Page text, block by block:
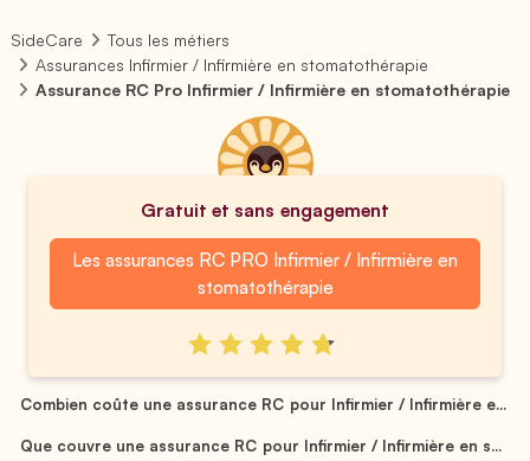
SideCare
Tous les métiers
Assurances Infirmier / Infirmière en stomatothérapie
Assurance RC Pro Infirmier / Infirmière en stomatothérapie
Gratuit et sans engagement
Les assurances RC PRO Infirmier / Infirmière en
stomatothérapie
Combien coûte une assurance RC pour Infirmier / Infirmière e...
Que couvre une assurance RC pour Infirmier / Infirmière en s...